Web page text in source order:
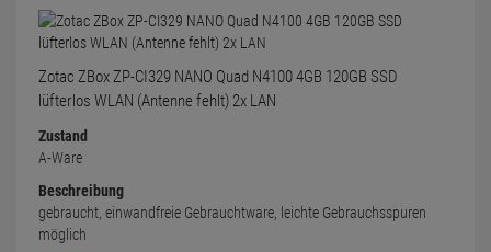
Zotac ZBox ZP-CI329 NANO Quad N4100 4GB 120GB SSD
lüfterlos WLAN (Antenne fehlt) 2x LAN
Zustand
A-Ware
Beschreibung
gebraucht, einwandfreie Gebrauchtware, leichte Gebrauchsspuren
möglich